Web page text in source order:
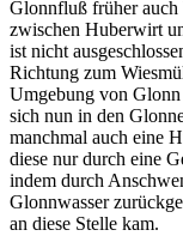
Glonnfluß früher
zwischen Huberwirt
ist nicht
Richtung zum
Umgebung von
sich nun in den
manchmal auch eine
diese nur durch eine
indem durch
Glonnwasser
an diese Stelle kam.